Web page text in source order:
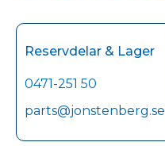
Reservdelar & Lager
0471-251 50
parts@jonstenberg.se